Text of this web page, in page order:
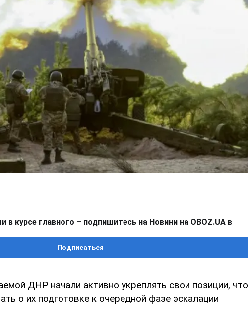
в курсе главного – подпишитесь на Новини на OBOZ.UA в
Подписаться
ДНР начали активно укреплять свои позиции, что
о их подготовке к очередной фазе эскалации